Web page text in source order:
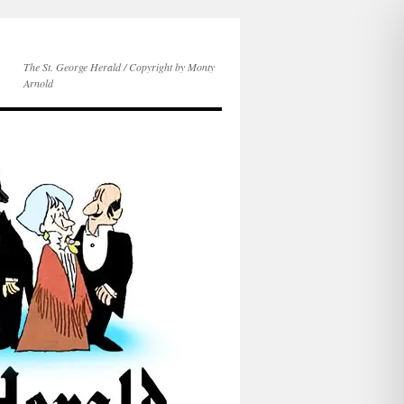
The St. George Herald / Copyright by Monty
Arnold